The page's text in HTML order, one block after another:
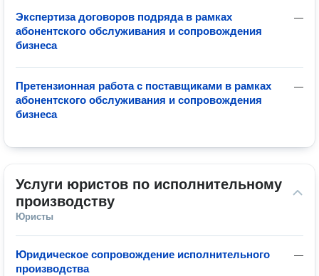
—
Экспертиза договоров подряда в рамках
абонентского обслуживания и сопровождения
бизнеса
—
Претензионная работа с поставщиками в рамках
абонентского обслуживания и сопровождения
бизнеса
Услуги юристов по исполнительному
производству
Юристы
—
Юридическое сопровождение исполнительного
производства